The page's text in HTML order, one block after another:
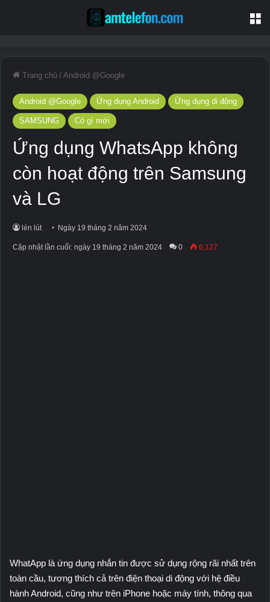
Trang chủ / Android @Google
Android @Google Ứng dụng Android Ứng dụng di động
SAMSUNG Có gì mới
Ứng dụng WhatsApp không
còn hoạt động trên Samsung
và LG
lén lút Ngày 19 tháng 2 năm 2024
Cập nhật lần cuối: ngày 19 tháng 2 năm 2024 0 6,127
WhatApp là ứng dụng nhắn tin được sử dụng rộng rãi nhất trên
toàn cầu, tương thích cả trên điện thoại di động với hệ điều
hành Android, cũng như trên iPhone hoặc máy tính, thông qua